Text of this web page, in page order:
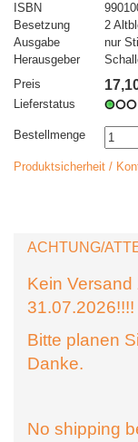
ISBN
Besetzung
2
Ausgabe
nur
Herausgeber
Preis
Lieferstatus
Bestellmenge
Produktsicherheit /
ACHTUNG/
Kein
31.07.2026!!!!
Bitte planen
Danke.
No shipping